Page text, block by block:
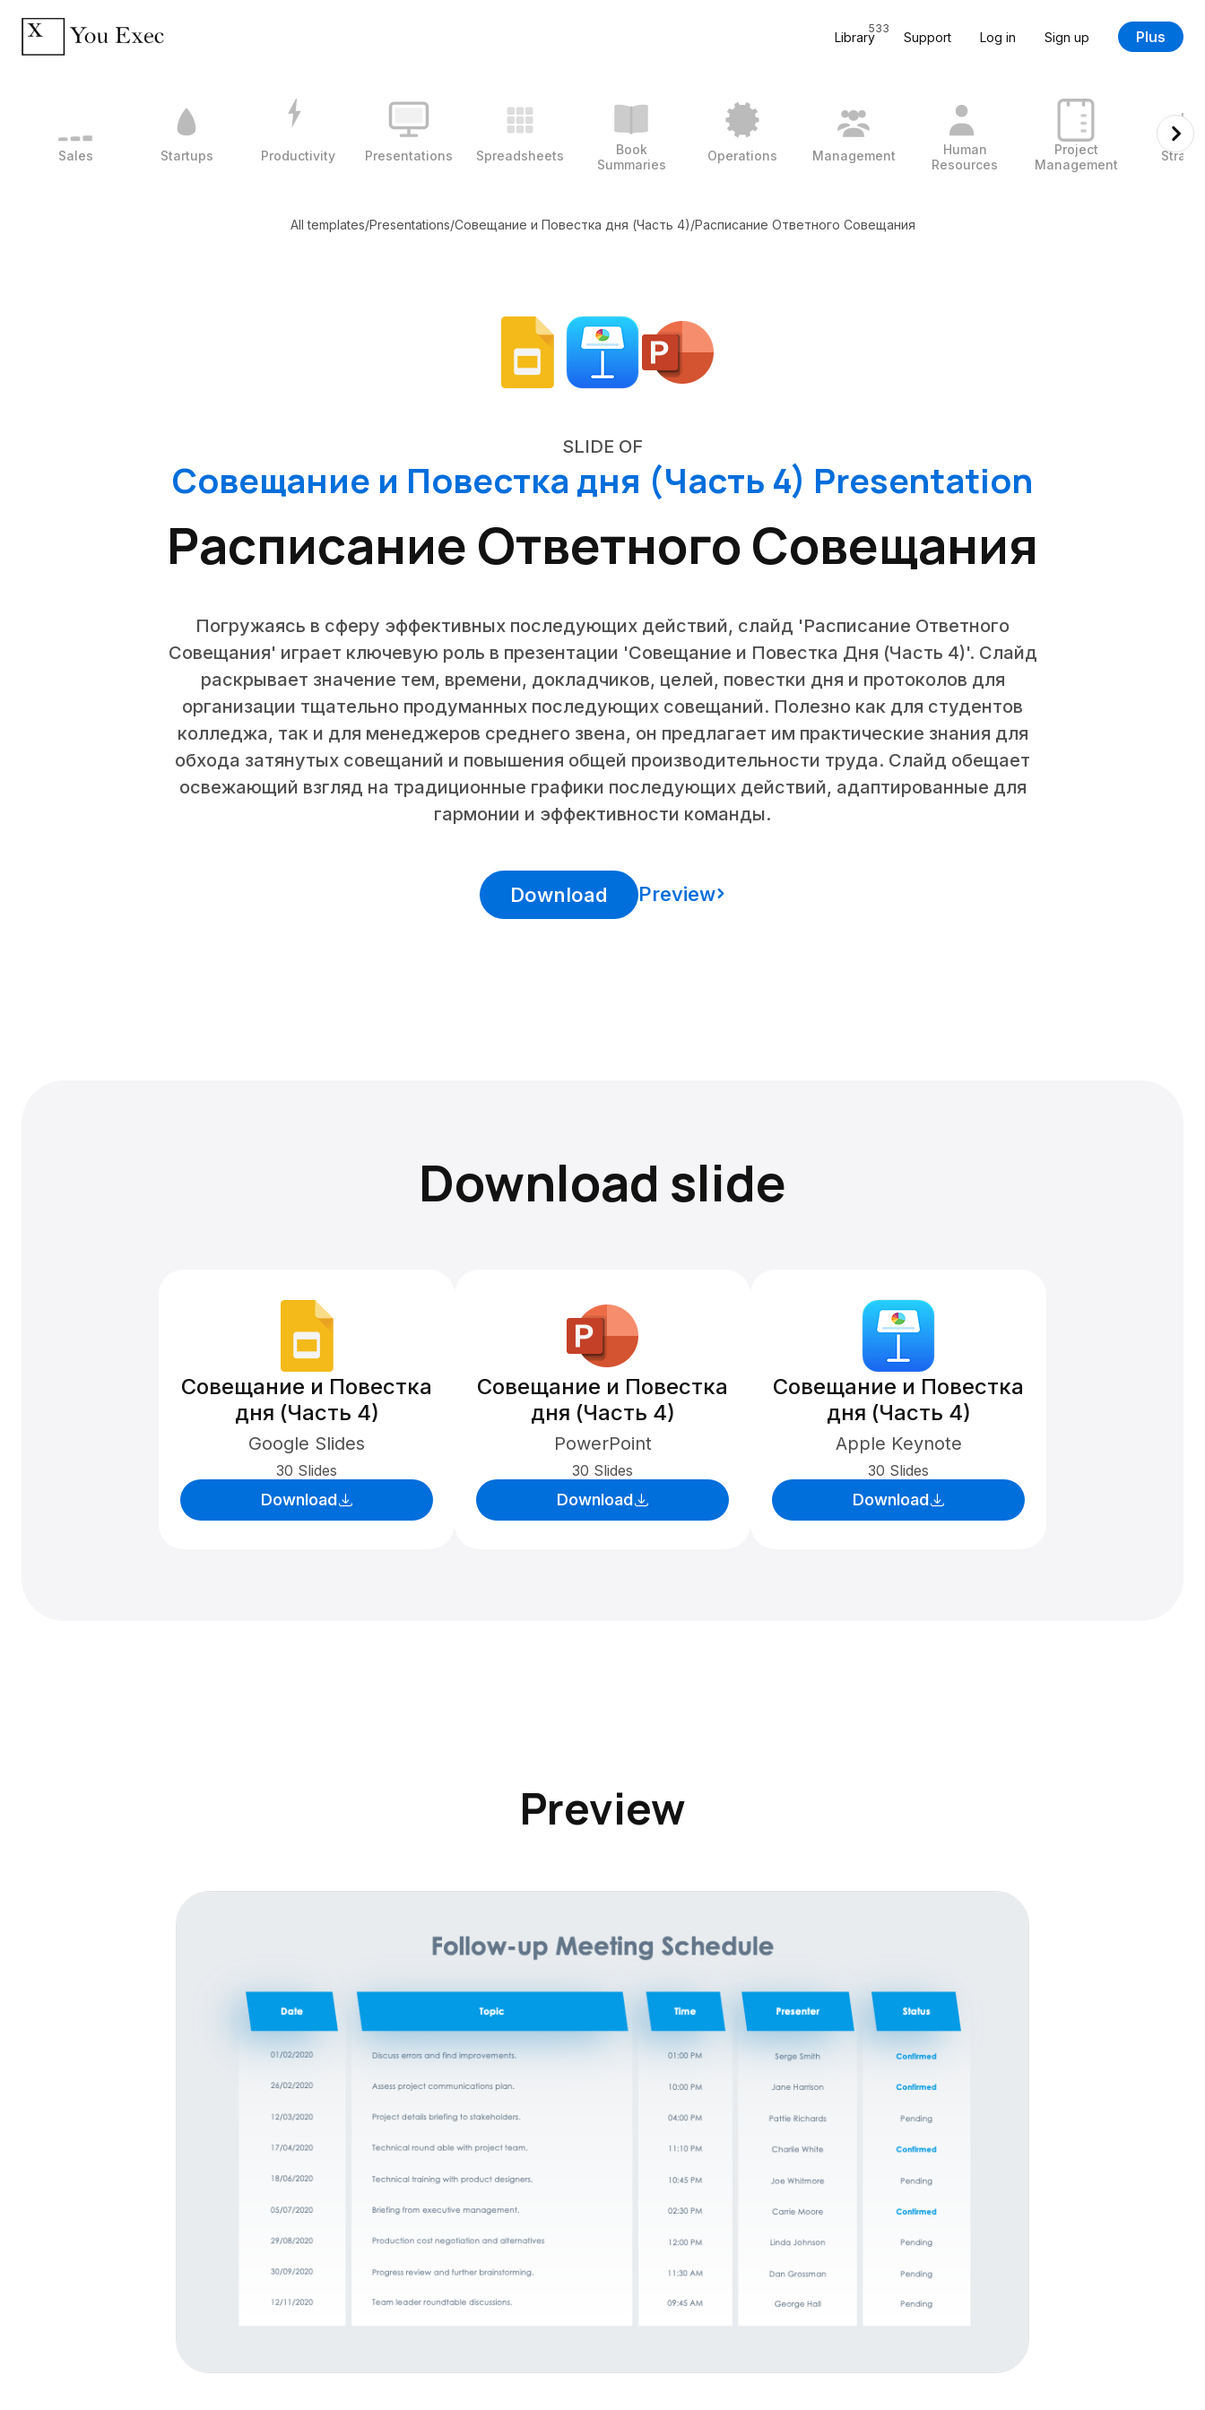
Library
533
Support Log in Sign up Plus
Sales Startups Productivity Presentations Spreadsheets
Book
Summaries
Operations Management
Human
Resources
Project
Management
All templates/Presentations/Совещание и Повестка дня (Часть 4)/Расписание Ответного Совещания
SLIDE OF
Совещание и Повестка дня (Часть 4) Presentation
Расписание Ответного Совещания
Погружаясь в сферу эффективных последующих действий, слайд 'Расписание Ответного
Совещания' играет ключевую роль в презентации 'Совещание и Повестка Дня (Часть 4)'. Слайд
раскрывает значение тем, времени, докладчиков, целей, повестки дня и протоколов для
организации тщательно продуманных последующих совещаний. Полезно как для студентов
колледжа, так и для менеджеров среднего звена, он предлагает им практические знания для
обхода затянутых совещаний и повышения общей производительности труда. Слайд обещает
освежающий взгляд на традиционные графики последующих действий, адаптированные для
гармонии и эффективности команды.
Download Preview
Download slide
Совещание и Повестка
дня (Часть 4)
Google Slides
30 Slides
Download
Совещание и Повестка
дня (Часть 4)
PowerPoint
30 Slides
Download
Совещание и Повестка
дня (Часть 4)
Apple Keynote
30 Slides
Download
Preview